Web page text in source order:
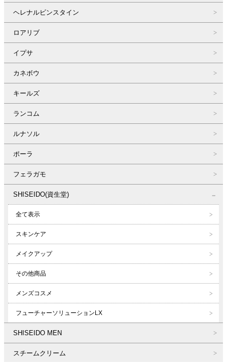
ヘレナルビンスタイン
ロアリブ
イプサ
カネボウ
キールズ
ランコム
ルナソル
ポーラ
フェラガモ
SHISEIDO(資生堂)
全て表示
スキンケア
メイクアップ
その他商品
メンズコスメ
フューチャーソリューションLX
SHISEIDO MEN
スチームクリーム